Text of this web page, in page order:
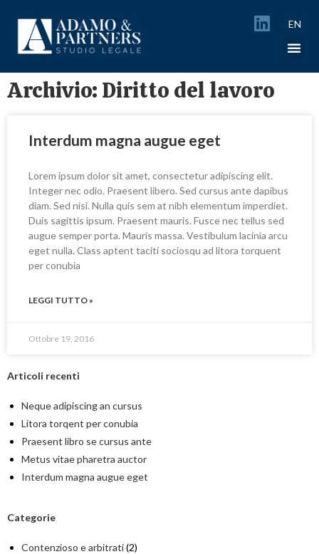
EN
Archivio: Diritto del lavoro
Interdum magna augue eget
Lorem ipsum dolor sit amet, consectetur adipiscing elit.
Integer nec odio. Praesent libero. Sed cursus ante dapibus
diam. Sed nisi. Nulla quis sem at nibh elementum imperdiet.
Duis sagittis ipsum. Praesent mauris. Fusce nec tellus sed
augue semper porta. Mauris massa. Vestibulum lacinia arcu
eget nulla. Class aptent taciti sociosqu ad litora torquent
per conubia
LEGGI TUTTO »
Ottobre 19, 2016
Articoli recenti
Neque adipiscing an cursus
Litora torqent per conubia
Praesent libro se cursus ante
Metus vitae pharetra auctor
Interdum magna augue eget
Categorie
Contenzioso e arbitrati(2)